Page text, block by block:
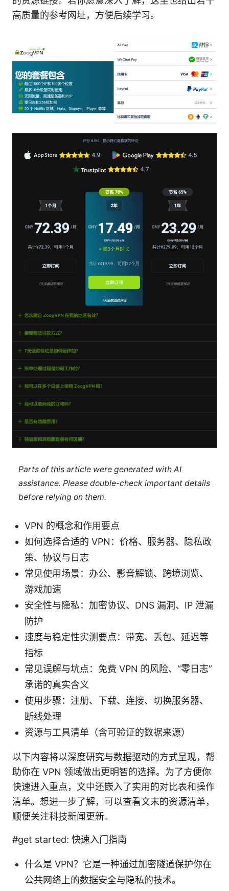
高质量的参考网址，方便后续学习。
Parts of this article were generated with AI
assistance. Please double-check important details
before relying on them.
VPN 的概念和作用要点
如何选择合适的 VPN：价格、服务器、隐私政
策、协议与日志
常见使用场景：办公、影音解锁、跨境浏览、
游戏加速
安全性与隐私：加密协议、DNS 漏洞、IP 泄漏
防护
速度与稳定性实测要点：带宽、丢包、延迟等
指标
常见误解与坑点：免费 VPN 的风险、“零日志”
承诺的真实含义
使用步骤：注册、下载、连接、切换服务器、
断线处理
资源与工具清单（含可验证的数据来源）
以下内容将以深度研究与数据驱动的方式呈现，帮
助你在 VPN 领域做出更明智的选择。为了方便你
快速进入重点，文中还嵌入了实用的对比表和操作
清单。想进一步了解，可以查看文末的资源清单，
顺便关注科技新闻更新。
#get started: 快速入门指南
什么是 VPN？它是一种通过加密隧道保护你在
公共网络上的数据安全与隐私的技术。